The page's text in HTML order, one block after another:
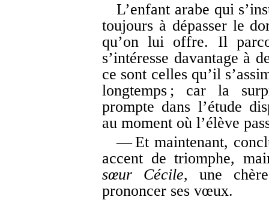
L’enfant arabe qui
toujours à dépasser le
qu’on lui offre. Il
s’intéresse davantage à
ce sont celles qu’il
longtemps ; car la
prompte dans l’étude
au moment où l’élève
— Et maintenant,
accent de triomphe,
sœur Cécile, une
prononcer ses vœux.